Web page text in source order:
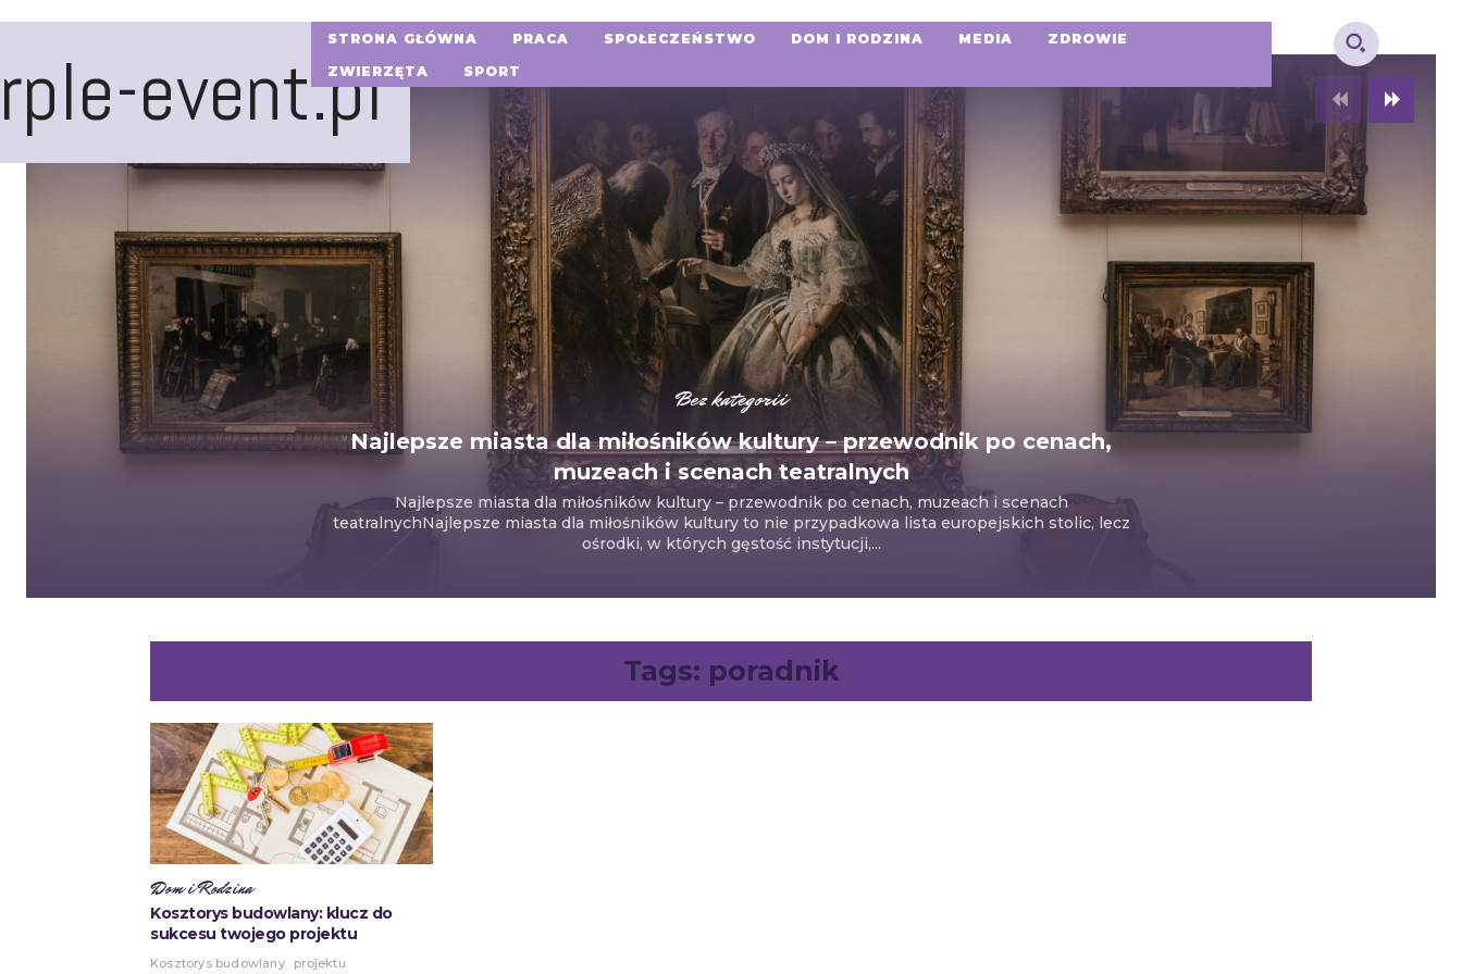
event.pl
STRONA GŁÓWNA PRACA SPOŁECZEŃSTWO DOM I RODZINA MEDIA
ZDROWIE
ZWIERZĘTA
SPORT
Bez kategorii
Najlepsze miasta dla miłośników kultury – przewodnik po cenach,
muzeach i scenach teatralnych
Najlepsze miasta dla miłośników kultury – przewodnik po cenach, muzeach i scenach
teatralnychNajlepsze miasta dla miłośników kultury to nie przypadkowa lista europejskich stolic, lecz
ośrodki, w których gęstość instytucji,...
Tags: poradnik
Dom i Rodzina
Kosztorys budowlany: klucz do
sukcesu twojego projektu
Kosztorys budowlany
projektu